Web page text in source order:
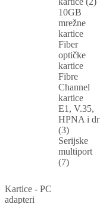
Kartice - PC
adapteri
10GB
mrežne
kartice
Fiber
optičke
kartice
Fibre
Channel
kartice
E1, V.35,
HPNA i dr
(3)
Serijske
multiport
(7)